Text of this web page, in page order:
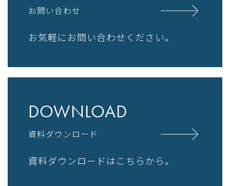
お問い合わせ
お気軽にお問い合わせください。
DOWNLOAD
資料ダウンロード
資料ダウンロードはこちらから。